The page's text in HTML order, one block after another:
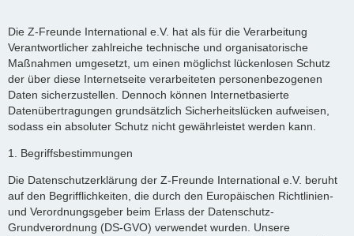
Die Z-Freunde International e.V. hat als für die Verarbeitung
Verantwortlicher zahlreiche technische und organisatorische
Maßnahmen umgesetzt, um einen möglichst lückenlosen Schutz
der über diese Internetseite verarbeiteten personenbezogenen
Daten sicherzustellen. Dennoch können Internetbasierte
Datenübertragungen grundsätzlich Sicherheitslücken aufweisen,
sodass ein absoluter Schutz nicht gewährleistet werden kann.
1. Begriffsbestimmungen
Die Datenschutzerklärung der Z-Freunde International e.V. beruht
auf den Begrifflichkeiten, die durch den Europäischen Richtlinien-
und Verordnungsgeber beim Erlass der Datenschutz-
Grundverordnung (DS-GVO) verwendet wurden. Unsere